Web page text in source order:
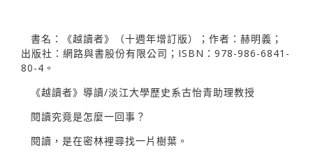
書名：《越讀者》（十週年增訂版）；作者：赫明義；
出版社：網路與書股份有限公司；ISBN：978-986-6841-
80-4。
《越讀者》導讀∕淡江大學歷史系古怡青助理教授
閱讀究竟是怎麼一回事？
閱讀，是在密林裡尋找一片樹葉。